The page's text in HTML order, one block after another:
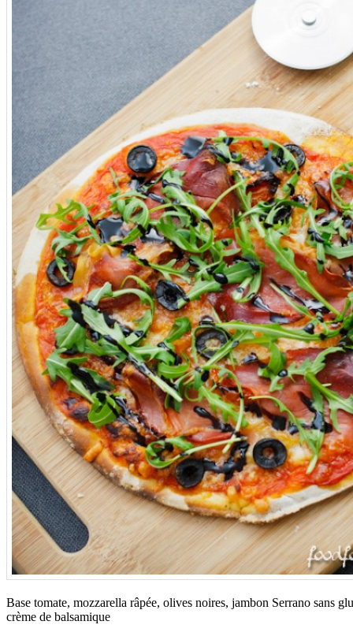
Base tomate, mozzarella râpée, olives noires, jambon Serrano sans
crème de balsamique